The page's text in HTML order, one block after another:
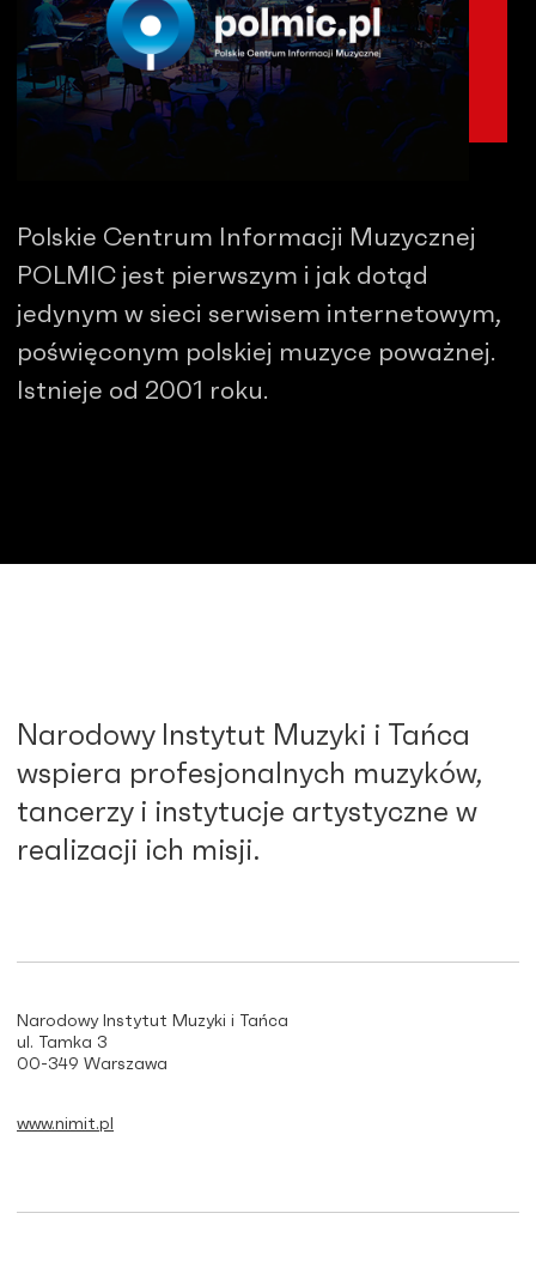
Polskie Centrum Informacji Muzycznej
POLMIC jest pierwszym i jak dotąd
jedynym w sieci serwisem internetowym,
poświęconym polskiej muzyce poważnej.
Istnieje od 2001 roku.
Narodowy Instytut Muzyki i Tańca
wspiera profesjonalnych muzyków,
tancerzy i instytucje artystyczne w
realizacji ich misji.
Narodowy Instytut Muzyki i Tańca
ul. Tamka 3
00-349 Warszawa
www.nimit.pl